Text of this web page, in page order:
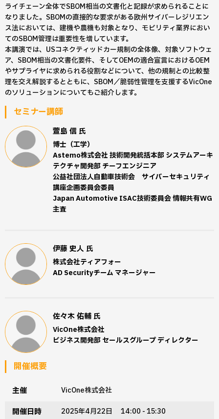
ライチェーン全体でSBOM相当の文書化と記録が求められることに
なりました。SBOMの直接的な要求がある欧州サイバーレジリエン
ス法においては、建機や農機も対象となり、モビリティ業界におい
てのSBOM管理は重要性を増しています。
本講演では、USコネクティッドカー規制の全体像、対象ソフトウェ
ア、SBOM相当の文書化要件、そしてOEMの適合宣言におけるOEM
やサプライヤに求められる役割などについて、他の規制との比較整
理を交え解説するとともに、SBOM／脆弱性管理を支援するVicOne
のソリューションについてもご紹介します。
セミナー講師
萱島 信 氏
博士（工学）
Astemo株式会社 技術開発統括本部 システムアーキ
テクチャ開発部 チーフエンジニア
公益社団法人自動車技術会 サイバーセキュリティ
講座企画委員会委員
Japan Automotive ISAC技術委員会 情報共有WG
主査
伊藤 史人 氏
株式会社ティアフォー
AD Securityチーム マネージャー
佐々木 佑輔 氏
VicOne株式会社
ビジネス開発部 セールスグループ ディレクター
開催概要
主催 VicOne株式会社
開催日時 2025年4月22日 14:00 - 15:30